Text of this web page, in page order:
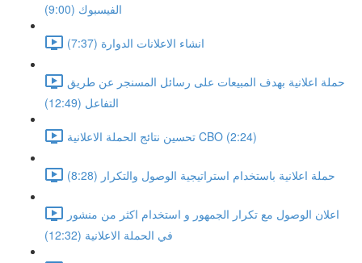
الفيسبوك (9:00)
انشاء الاعلانات الدوارة (7:37)
حملة اعلانية بهدف المبيعات على رسائل المسنجر عن طريق
التفاعل (12:49)
تحسين نتائج الحملة الاعلانية CBO (2:24)
حملة اعلانية باستخدام استراتيجية الوصول والتكرار (8:28)
اعلان الوصول مع تكرار الجمهور و استخدام اكثر من منشور
في الحملة الاعلانية (12:32)